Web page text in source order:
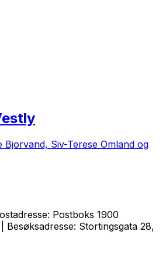
Siv-Terese Omland og
Postboks 1900
Besøksadresse: Stortingsgata 28,